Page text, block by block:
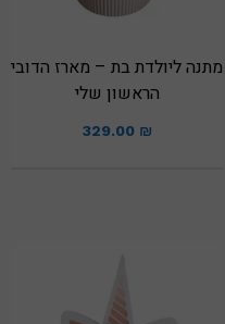
מתנה ליולדת בת – מארז הדובי
הראשון שלי
329.00 ₪